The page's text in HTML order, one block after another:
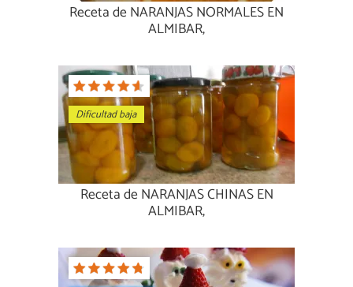
Receta de NARANJAS NORMALES EN
ALMIBAR,
Dificultad baja
Receta de NARANJAS CHINAS EN
ALMIBAR,